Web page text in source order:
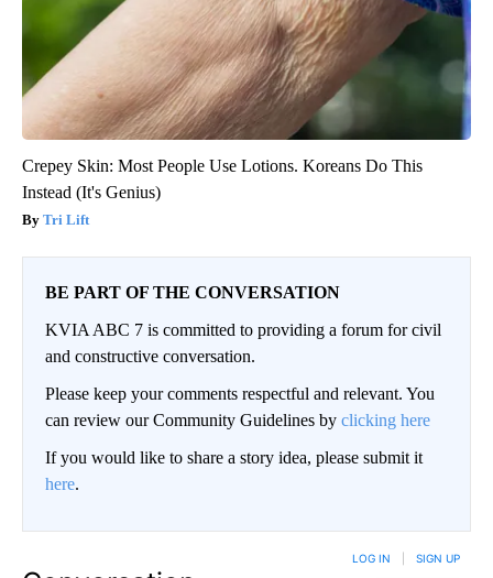
Crepey Skin: Most People Use Lotions. Koreans Do This
Instead (It's Genius)
Tri Lift
BE PART OF THE CONVERSATION
KVIA ABC 7 is committed to providing a forum for civil
and constructive conversation.
Please keep your comments respectful and relevant. You
can review our Community Guidelines by clicking here
If you would like to share a story idea, please submit it
here.
LOG IN SIGN UP